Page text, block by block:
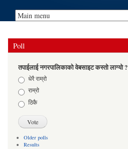
Poll
तपाईलाई नगरपालिकाको वेबसाइट कस्तो लाग्यो ?
Choicesधेरै राम्रो
राम्रो
ठिकै
Older polls
Results